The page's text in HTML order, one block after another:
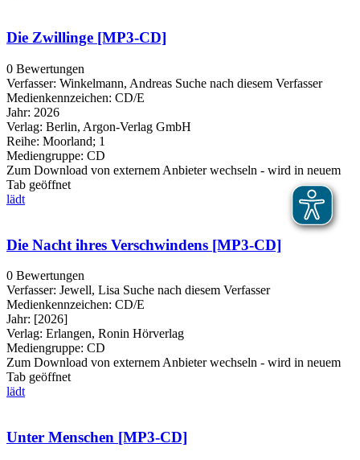
Die Zwillinge [MP3-CD]
0 Bewertungen
Verfasser: Winkelmann, Andreas Suche nach diesem Verfasser
Medienkennzeichen: CD/E
Jahr: 2026
Verlag: Berlin, Argon-Verlag GmbH
Reihe: Moorland; 1
Mediengruppe: CD
Zum Download von externem Anbieter wechseln - wird in neuem
Tab geöffnet
lädt
Die Nacht ihres Verschwindens [MP3-CD]
0 Bewertungen
Verfasser: Jewell, Lisa Suche nach diesem Verfasser
Medienkennzeichen: CD/E
Jahr: [2026]
Verlag: Erlangen, Ronin Hörverlag
Mediengruppe: CD
Zum Download von externem Anbieter wechseln - wird in neuem
Tab geöffnet
lädt
Unter Menschen [MP3-CD]